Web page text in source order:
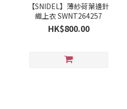
【SNIDEL】薄紗荷葉邊針
織上衣 SWNT264257
HK$800.00